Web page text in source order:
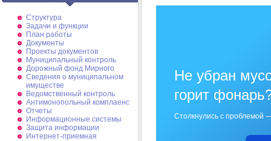
Структура
Задачи и функции
План работы
Документы
Проекты документов
Муниципальный контроль
Дорожный фонд Мирного
Cведения о муниципальном
имуществе
Ведомственный контроль
Антимонопольный комплаенс
Отчеты
Информационные системы
Защита информации
Интернет-приемная
Не убран
горит
Столкнулись с проблемой